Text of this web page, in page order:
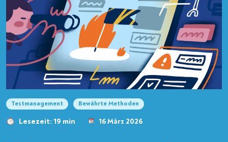
Testmanagement Bewährte Methoden
Lesezeit: 19 min 16 März 2026